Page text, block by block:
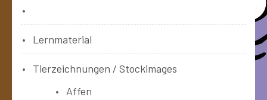
Lernmaterial
Tierzeichnungen / Stockimages
Affen